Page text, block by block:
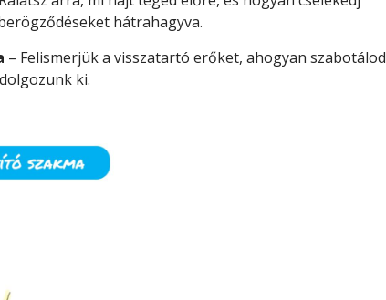
hátrahagyva.
– Felismerjük a visszatartó erőket, ahogyan szabotálod
ki.